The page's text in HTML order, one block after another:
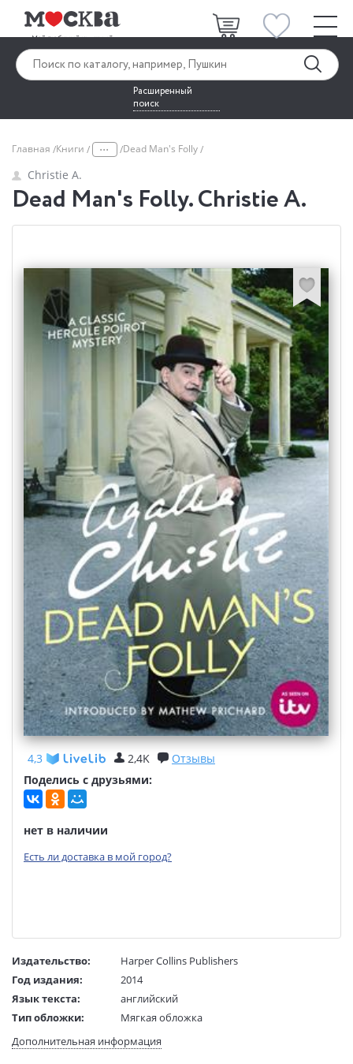
Расширенный
поиск
Главная Книги ... Dead Man's Folly
Christie A.
Dead Man's Folly. Christie A.
4,3 2,4K
Отзывы
Поделись с друзьями:
нет в наличии
Есть ли доставка в мой город?
Издательство:
Harper Collins Publishers
Год издания:
2014
Язык текста:
английский
Тип обложки:
Мягкая обложка
Формат:
128х197 мм
Дополнительная информация